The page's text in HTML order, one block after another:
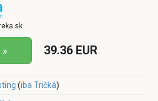
39.36 EUR
(iba Tričká)